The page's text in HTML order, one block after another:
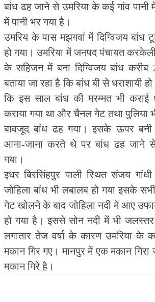
बांध ढह जाने से उमरिया के कई गांव
में पानी भर गया है।
उमरिय के पास मझगवां में दिग्विजय बांध
हो गया। उमरिया में जनपद पंचायत
के सहिजन में बना दिग्विजय बांध करीब
बताया जा रहा है कि बांध बी से धराशायी
कि इस साल बांध की मरम्मत भी कराई
कराया गया था और चैनल गेट तथा पुलिया
बावजूद बांध ढह गया। इसके ऊपर बनी
आना-जाना करते थे पर बांध ढह जाने से
गया।
इधर बिरसिंहपुर पाली स्थित संजय
जोहिला बांध भी लबालब हो गया इसके
गेट खोलने के बाद जोहिला नदी में आए उफान
हो गया है। इससे सोन नदी में भी
लगातार तेज वर्षा के कारण उमरिया के
मकान गिर गए। मानपुर में एक मकान गिरा
मकान गिरे है।